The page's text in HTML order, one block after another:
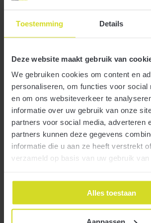
Toestemming Details
Deze website maakt gebruik van
We gebruiken cookies om content en
personaliseren, om functies voor social
en om ons websiteverkeer te
informatie over uw gebruik van onze
partners voor social media, adverteren
partners kunnen deze gegevens
informatie die u aan ze heeft verstrekt
verzameld op basis van uw gebruik van
Alles toestaan
9 februari 2026
Stel, een auto wordt tegen een lagere prijs
overgedragen van de bv aan een dga. Moet de
berekend worden over de lagere prijs of over
Meer
waarde?